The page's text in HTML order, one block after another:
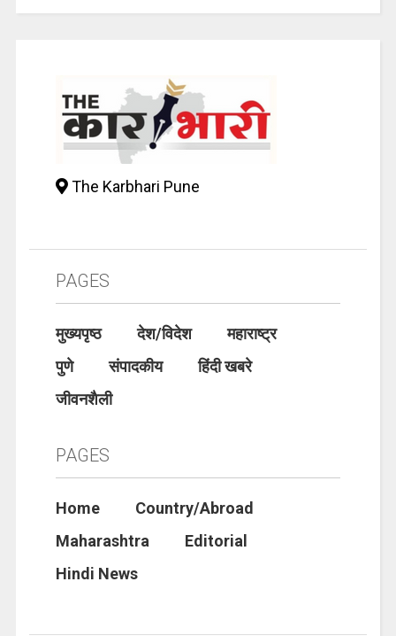
The Karbhari Pune
PAGES
मुख्यपृष्ठ देश/विदेश
महाराष्ट्र
पुणे
संपादकीय
हिंदी खबरे
जीवनशैली
PAGES
Home
Country/Abroad
Maharashtra
Editorial
Hindi News